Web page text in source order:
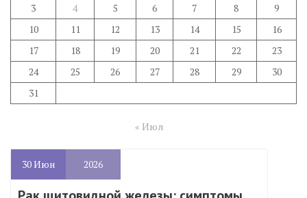
3
4 5 6 7 8
9
10
11 12 13 14 15
16
17
18 19 20 21 22
23
24
25 26 27 28 29
30
31
« Июл
30Июн 2026